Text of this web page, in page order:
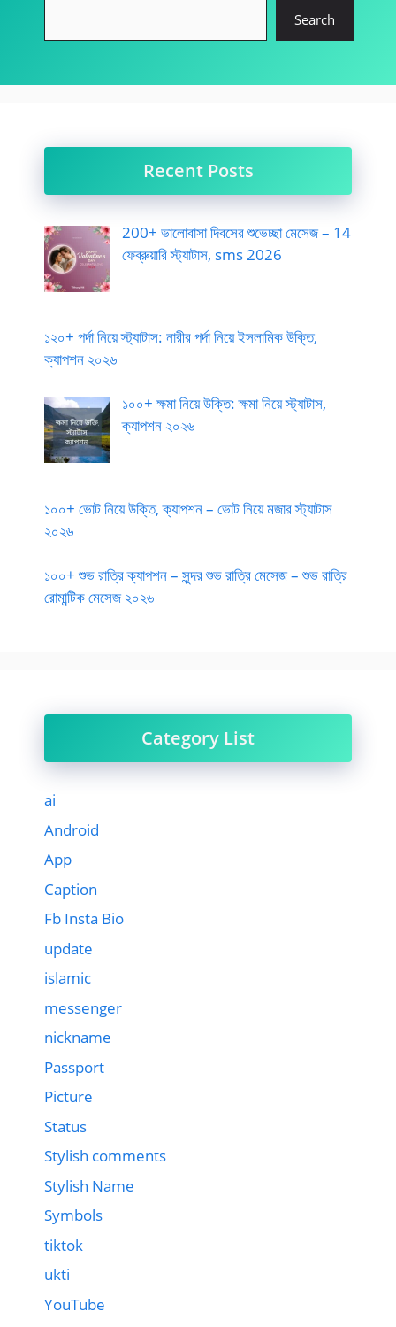
Search
Recent Posts
200+ ভালোবাসা দিবসের শুভেচ্ছা মেসেজ – 14
ফেব্রুয়ারি স্ট্যাটাস, sms 2026
১২০+ পর্দা নিয়ে স্ট্যাটাস: নারীর পর্দা নিয়ে ইসলামিক উক্তি,
ক্যাপশন ২০২৬
১০০+ ক্ষমা নিয়ে উক্তি: ক্ষমা নিয়ে স্ট্যাটাস,
ক্যাপশন ২০২৬
১০০+ ভোট নিয়ে উক্তি, ক্যাপশন – ভোট নিয়ে মজার স্ট্যাটাস
২০২৬
১০০+ শুভ রাত্রি ক্যাপশন – সুন্দর শুভ রাত্রি মেসেজ – শুভ রাত্রি
রোমান্টিক মেসেজ ২০২৬
Category List
ai
Android
App
Caption
Fb Insta Bio
update
islamic
messenger
nickname
Passport
Picture
Status
Stylish comments
Stylish Name
Symbols
tiktok
ukti
YouTube